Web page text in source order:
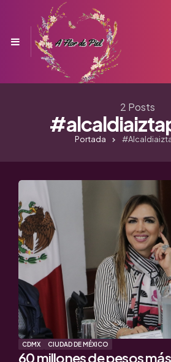
Menu
2 Posts
Portada
CDMX CIUDAD DE MÉXICO
60 millones de pesos